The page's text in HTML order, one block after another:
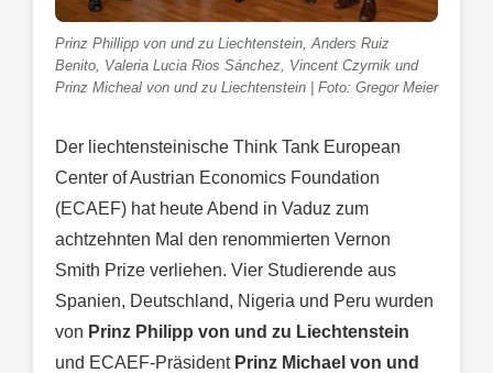
Prinz Phillipp von und zu Liechtenstein, Anders Ruiz
Benito, Valeria Lucia Rios Sánchez, Vincent Czyrnik und
Prinz Micheal von und zu Liechtenstein | Foto: Gregor Meier
Der liechtensteinische Think Tank European
Center of Austrian Economics Foundation
(ECAEF) hat heute Abend in Vaduz zum
achtzehnten Mal den renommierten Vernon
Smith Prize verliehen. Vier Studierende aus
Spanien, Deutschland, Nigeria und Peru wurden
von Prinz Philipp von und zu Liechtenstein
und ECAEF-Präsident Prinz Michael von und